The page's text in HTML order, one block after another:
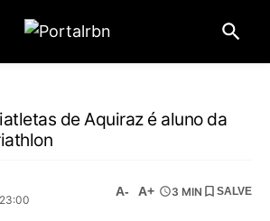
de Aquiraz é aluno da
A- A+ 3 MIN SALVE